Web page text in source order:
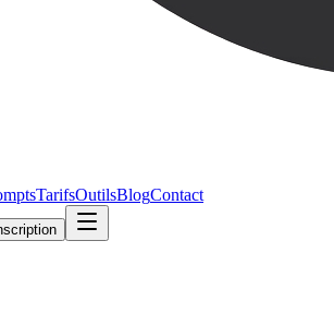
TarifsOutilsBlogContact